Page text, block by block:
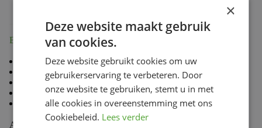
Beschrijving
80 % Coton, 20 % Polyester
Doublure en molleton à l’intérieur
Coupe standard TLD
Capuche doublée
Cordon de capuche avec embouts doux au toucher
Aanvullende informatie
×
Deze website maakt gebruik
van cookies.
Deze website gebruikt cookies om uw
gebruikerservaring te verbeteren. Door
onze website te gebruiken, stemt u in met
alle cookies in overeenstemming met ons
Cookiebeleid. Lees verder